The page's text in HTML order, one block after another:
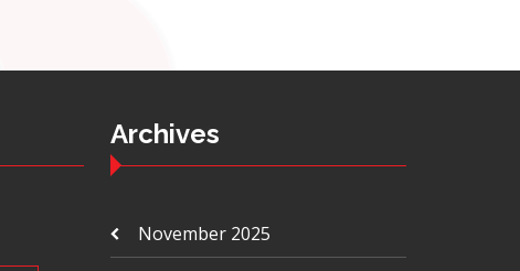
Archives
November 2025